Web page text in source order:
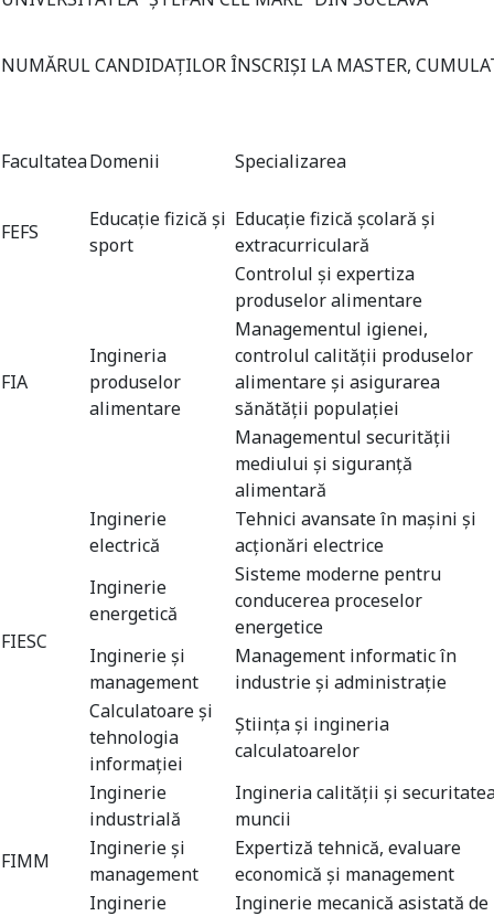
NUMĂRUL CANDIDAŢILOR ÎNSCRIȘI LA MASTER,
FacultateaDomenii Specializarea
FEFS
Educație fizică și
sport
Educație fizică școlară și
extracurriculară
FIA
Ingineria
produselor
alimentare
Controlul şi expertiza
produselor alimentare
Managementul igienei,
controlul calităţii produselor
alimentare şi asigurarea
sănătăţii populaţiei
Managementul securității
mediului și siguranță
alimentară
FIESC
Inginerie
electrică
Tehnici avansate în maşini şi
acţionări electrice
Inginerie
energetică
Sisteme moderne pentru
conducerea proceselor
energetice
Inginerie şi
management
Management informatic în
industrie şi administraţie
Calculatoare și
tehnologia
informației
Ştiinţa şi ingineria
calculatoarelor
FIMM
Inginerie
industrială
Ingineria calității și
muncii
Inginerie şi
management
Expertiză tehnică, evaluare
economică și management
Inginerie
Inginerie mecanică asistată de